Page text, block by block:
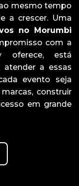
mesmo tempo
a crescer. Uma
no Morumbi
com a
oferece, está
atender a essas
evento seja
construir
em grande